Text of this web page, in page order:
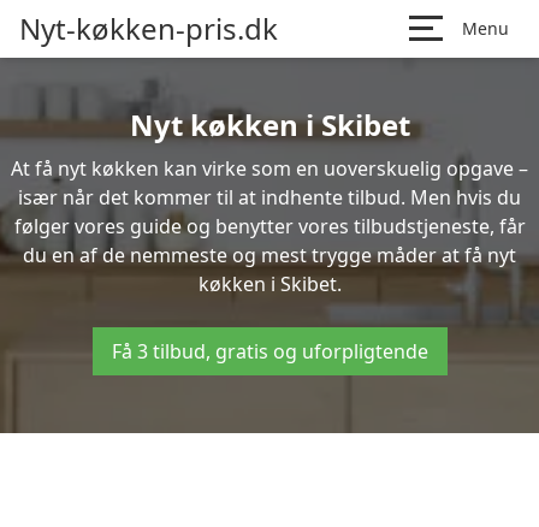
Nyt-køkken-pris.dk Menu
Nyt køkken i Skibet
At få nyt køkken kan virke som en uoverskuelig opgave –
især når det kommer til at indhente tilbud. Men hvis du
følger vores guide og benytter vores tilbudstjeneste, får
du en af de nemmeste og mest trygge måder at få nyt
køkken i Skibet.
Få 3 tilbud, gratis og uforpligtende